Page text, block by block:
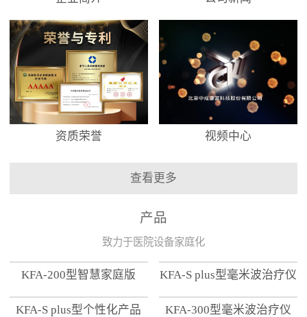
资质荣誉 视频中心
查看更多
产品
致力于医院设备家庭化
KFA-200型智慧家庭版 KFA-S plus型毫米波治疗仪
KFA-S plus型个性化产品
KFA-300型毫米波治疗仪